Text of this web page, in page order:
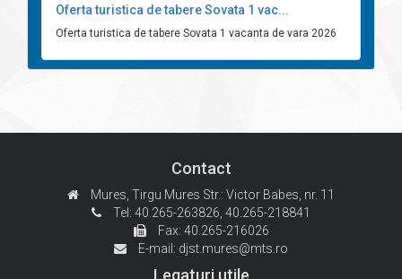
Oferta turistica de tabere Sovata 1 vac...
Oferta turistica de tabere Sovata 1 vacanta de vara 2026
Contact
Mures, Tirgu Mures Str.: Victor Babes, nr. 11
Tel: 40.265-263826, 40.265-218841
Fax: 40.265-216026
E-mail: djst.mures@mts.ro
Legaturi utile